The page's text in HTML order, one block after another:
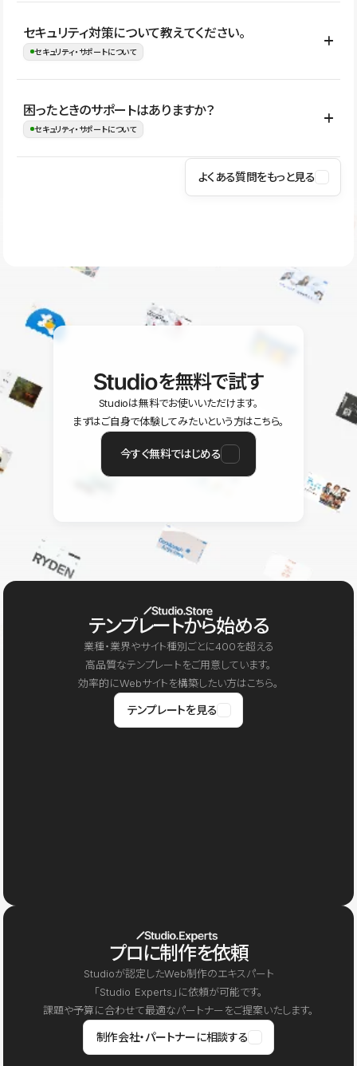
はい。CMSやコンポーネントを活用して更新範囲を設計しておく
ことで、デザインを崩しにくい状態で運用できます。 さらにコン
ながらレイアウトに影響を与えずに更新作業を進めやすくなりま
す。
セキュリティ対策について教えてください。
セキュリティ・サポートについて
Studioでは、公開サイトやサービスを安全に利用できるよう、通信
の暗号化、データ保護、アクセス管理、脆弱性対策など、複数の観
はSSL/TLSによる通信暗号化に対応しており、悪質なスクリプトの
困ったときのサポートはありますか？
セキュリティ・サポートについて
操作方法や機能については、ヘルプセンターでご確認いただけま
ユーザー同士で質問・相談できるコミュニティもご利用ください。
よくある質問をもっと見る
を無料で試す
Studioは無料でお使いいただけます。
まずはご自身で体験してみたいという方はこちら。
今すぐ無料ではじめる
テンプレートから始める
業種・業界やサイト種別ごとに400を超える
高品質なテンプレートをご用意しています。
効率的にWebサイトを構築したい方はこちら。
テンプレートを見る
プロに制作を依頼
Studioが認定したWeb制作のエキスパート
「Studio Experts」に依頼が可能です。
課題や予算に合わせて最適なパートナーをご提案いたします。
制作会社・パートナーに相談する